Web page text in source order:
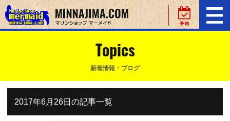
Topics
新着情報・ブログ
2017年6月26日の記事一覧